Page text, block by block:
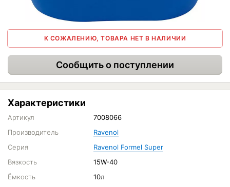
К СОЖАЛЕНИЮ, ТОВАРА НЕТ В НАЛИЧИИ
Сообщить о поступлении
Характеристики
Артикул
7008066
Производитель
Ravenol
Серия
Ravenol Formel Super
Вязкость
15W-40
Ёмкость
10л